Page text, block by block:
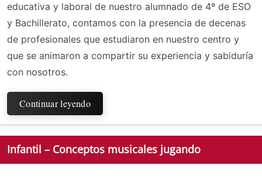
educativa y laboral de nuestro alumnado de 4º de ESO
y Bachillerato, contamos con la presencia de decenas
de profesionales que estudiaron en nuestro centro y
que se animaron a compartir su experiencia y sabiduría
con nosotros.
Continuar leyendo
Infantil – Conceptos musicales jugando